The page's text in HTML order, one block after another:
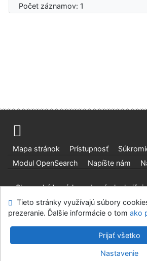
Počet záznamov: 1
Mapa stránok Prístupnosť
Modul OpenSearch
Napíšte nám
Slovenská lesnícka a drevárska
univerzite vo Zvolene
©1993-2026IPACv.4.8.63a -
Tieto stránky využívajú súbory
prezeranie. Ďalšie informácie o tom ako
Prijať všetko
Nastavenie